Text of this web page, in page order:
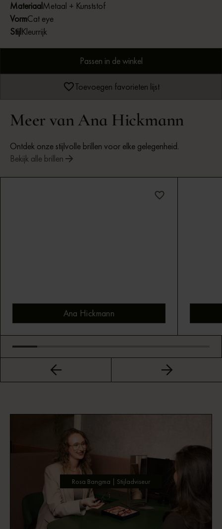
MateriaalMetaal + Kunststof
VormCat eye
StijlKleurrijk
Passen in de winkel
Toevoegen favorieten lijst
Meer van Ana Hickmann
Ontdek onze stijlvolle brillen voor elke gelegenheid.
Bekijk alle brillen
Ana Hickmann
Bekijk montuur
Rosa Bangma | Stijladviseur